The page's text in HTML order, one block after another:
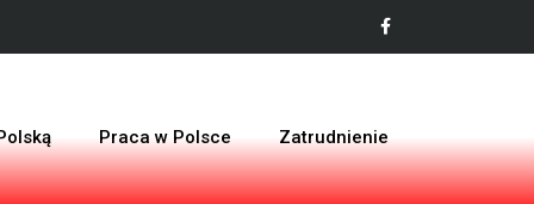
Praca w Polsce Zatrudnienie